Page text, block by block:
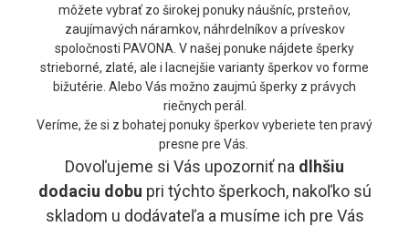
môžete vybrať zo širokej ponuky náušníc, prsteňov,
zaujímavých náramkov, náhrdelníkov a príveskov
spoločnosti PAVONA. V našej ponuke nájdete šperky
strieborné, zlaté, ale i lacnejšie varianty šperkov vo forme
bižutérie. Alebo Vás možno zaujmú šperky z právych
riečnych perál.
Veríme, že si z bohatej ponuky šperkov vyberiete ten pravý
presne pre Vás.
Dovoľujeme si Vás upozorniť na dlhšiu
dodaciu dobu pri týchto šperkoch, nakoľko sú
skladom u dodávateľa a musíme ich pre Vás